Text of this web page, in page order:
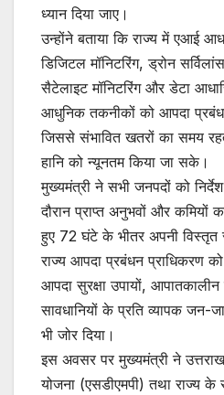
ध्यान दिया जाए।
उन्होंने बताया कि राज्य में एआई
डिजिटल मॉनिटरिंग, ड्रोन
सैटेलाइट मॉनिटरिंग और डेटा
आधुनिक तकनीकों को आपदा
जिससे संभावित खतरों का समय
हानि को न्यूनतम किया जा सके।
मुख्यमंत्री ने सभी जनपदों को
दौरान प्राप्त अनुभवों और कमियों
हुए 72 घंटे के भीतर अपनी विस्तृत
राज्य आपदा प्रबंधन प्राधिकरण
आपदा सुरक्षा उपायों,
सावधानियों के प्रति व्यापक जन-
भी जोर दिया।
इस अवसर पर मुख्यमंत्री ने
योजना (एसडीएमपी) तथा राज्य